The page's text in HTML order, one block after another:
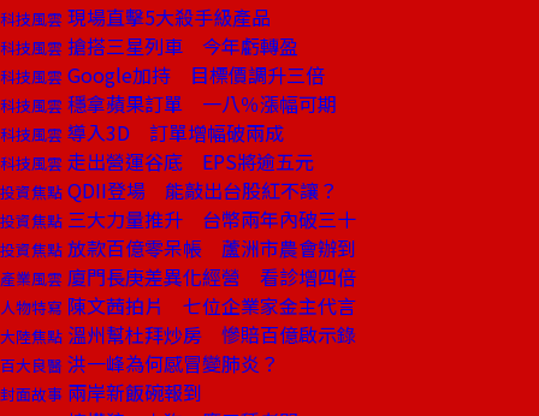
科技風雲 現場直擊5大殺手級產品
科技風雲 搶搭三星列車 今年虧轉盈
科技風雲 Google加持 目標價調升三倍
科技風雲 穩拿蘋果訂單 一八％漲幅可期
科技風雲 導入3D 訂單增幅破兩成
科技風雲 走出營運谷底 EPS將逾五元
投資焦點 QDII登場 能敲出台股紅不讓？
投資焦點 三大力量推升 台幣兩年內破三十
投資焦點 放款百億零呆帳 蘆洲市農會辦到
產業風雲 廈門長庚差異化經營 看診增四倍
人物特寫 陳文茜拍片 七位企業家金主代言
大陸焦點 溫州幫杜拜炒房 慘賠百億啟示錄
百大良醫 洪一峰為何感冒變肺炎？
封面故事 兩岸新飯碗報到